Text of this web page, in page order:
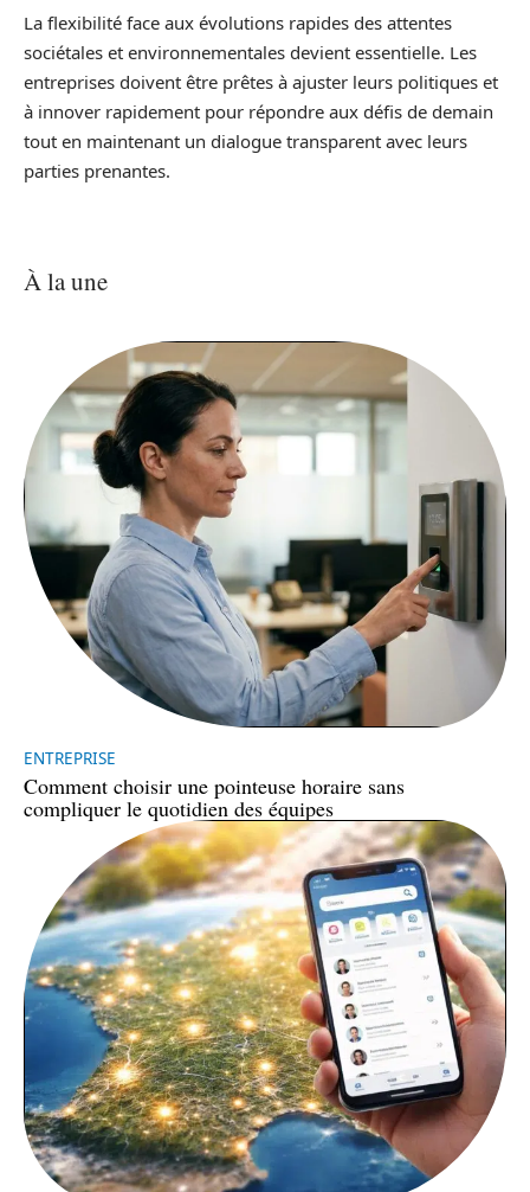
La flexibilité face aux évolutions rapides des attentes
sociétales et environnementales devient essentielle. Les
entreprises doivent être prêtes à ajuster leurs politiques et
à innover rapidement pour répondre aux défis de demain
tout en maintenant un dialogue transparent avec leurs
parties prenantes.
À la une
ENTREPRISE
Comment choisir une pointeuse horaire sans
compliquer le quotidien des équipes